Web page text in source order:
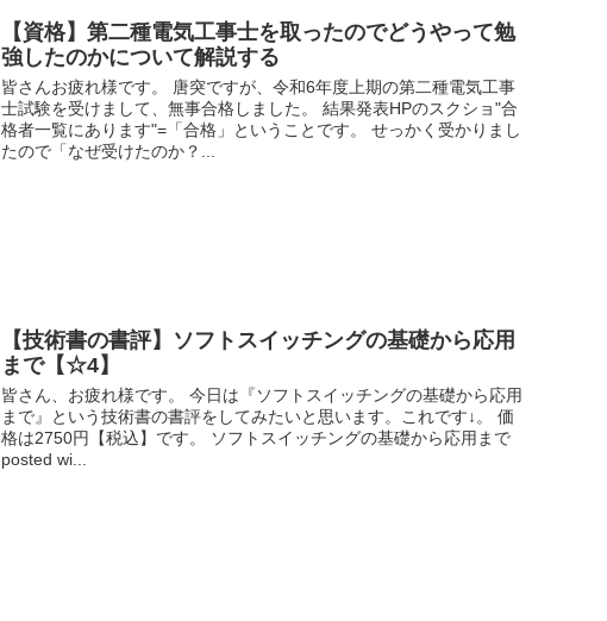
【資格】第二種電気工事士を取ったのでどうやって勉
強したのかについて解説する
皆さんお疲れ様です。 唐突ですが、令和6年度上期の第二種電気工事
士試験を受けまして、無事合格しました。 結果発表HPのスクショ"合
格者一覧にあります"=「合格」ということです。 せっかく受かりまし
たので「なぜ受けたのか？...
【技術書の書評】ソフトスイッチングの基礎から応用
まで【☆4】
皆さん、お疲れ様です。 今日は『ソフトスイッチングの基礎から応用
まで』という技術書の書評をしてみたいと思います。これです↓。 価
格は2750円【税込】です。 ソフトスイッチングの基礎から応用まで
posted wi...